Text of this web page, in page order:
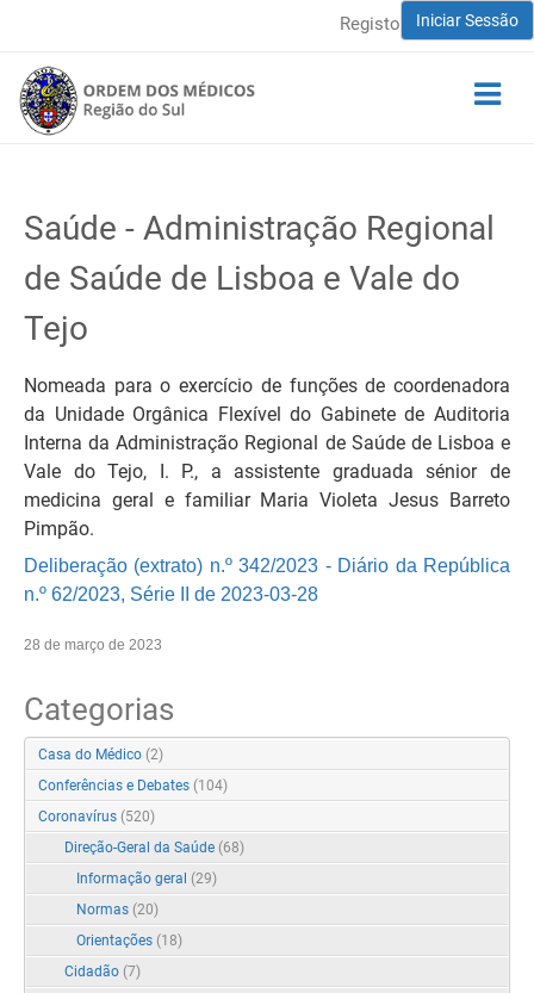
Iniciar Sessão
Registo
Saúde - Administração Regional
de Saúde de Lisboa e Vale do
Tejo
Nomeada para o exercício de funções de coordenadora
da Unidade Orgânica Flexível do Gabinete de Auditoria
Interna da Administração Regional de Saúde de Lisboa e
Vale do Tejo, I. P., a assistente graduada sénior de
medicina geral e familiar Maria Violeta Jesus Barreto
Pimpão.
Deliberação (extrato) n.º 342/2023 - Diário da República
n.º 62/2023, Série II de 2023-03-28
28 de março de 2023
Categorias
Casa do Médico (2)
Conferências e Debates (104)
Coronavírus (520)
Direção-Geral da Saúde (68)
Informação geral (29)
Normas (20)
Orientações (18)
Cidadão (7)